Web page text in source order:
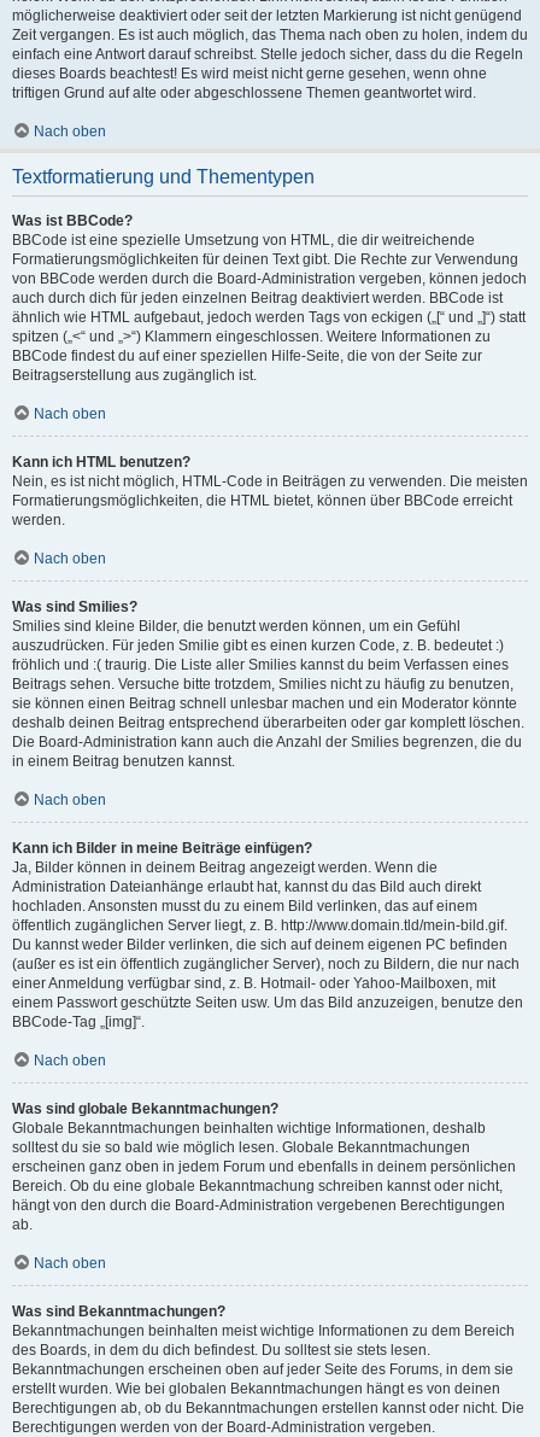
möglicherweise deaktiviert oder seit der letzten Markierung ist nicht genügend
Zeit vergangen. Es ist auch möglich, das Thema nach oben zu holen, indem du
einfach eine Antwort darauf schreibst. Stelle jedoch sicher, dass du die Regeln
dieses Boards beachtest! Es wird meist nicht gerne gesehen, wenn ohne
triftigen Grund auf alte oder abgeschlossene Themen geantwortet wird.
Nach oben
Textformatierung und Thementypen
Was ist BBCode?
BBCode ist eine spezielle Umsetzung von HTML, die dir weitreichende
Formatierungsmöglichkeiten für deinen Text gibt. Die Rechte zur Verwendung
von BBCode werden durch die Board-Administration vergeben, können jedoch
auch durch dich für jeden einzelnen Beitrag deaktiviert werden. BBCode ist
ähnlich wie HTML aufgebaut, jedoch werden Tags von eckigen („[“ und „]“) statt
spitzen („<“ und „>“) Klammern eingeschlossen. Weitere Informationen zu
BBCode findest du auf einer speziellen Hilfe-Seite, die von der Seite zur
Beitragserstellung aus zugänglich ist.
Nach oben
Kann ich HTML benutzen?
Nein, es ist nicht möglich, HTML-Code in Beiträgen zu verwenden. Die meisten
Formatierungsmöglichkeiten, die HTML bietet, können über BBCode erreicht
werden.
Nach oben
Was sind Smilies?
Smilies sind kleine Bilder, die benutzt werden können, um ein Gefühl
auszudrücken. Für jeden Smilie gibt es einen kurzen Code, z. B. bedeutet :)
fröhlich und :( traurig. Die Liste aller Smilies kannst du beim Verfassen eines
Beitrags sehen. Versuche bitte trotzdem, Smilies nicht zu häufig zu benutzen,
sie können einen Beitrag schnell unlesbar machen und ein Moderator könnte
deshalb deinen Beitrag entsprechend überarbeiten oder gar komplett löschen.
Die Board-Administration kann auch die Anzahl der Smilies begrenzen, die du
in einem Beitrag benutzen kannst.
Nach oben
Kann ich Bilder in meine Beiträge einfügen?
Ja, Bilder können in deinem Beitrag angezeigt werden. Wenn die
Administration Dateianhänge erlaubt hat, kannst du das Bild auch direkt
hochladen. Ansonsten musst du zu einem Bild verlinken, das auf einem
öffentlich zugänglichen Server liegt, z. B. http://www.domain.tld/mein-bild.gif.
Du kannst weder Bilder verlinken, die sich auf deinem eigenen PC befinden
(außer es ist ein öffentlich zugänglicher Server), noch zu Bildern, die nur nach
einer Anmeldung verfügbar sind, z. B. Hotmail- oder Yahoo-Mailboxen, mit
einem Passwort geschützte Seiten usw. Um das Bild anzuzeigen, benutze den
BBCode-Tag „[img]“.
Nach oben
Was sind globale Bekanntmachungen?
Globale Bekanntmachungen beinhalten wichtige Informationen, deshalb
solltest du sie so bald wie möglich lesen. Globale Bekanntmachungen
erscheinen ganz oben in jedem Forum und ebenfalls in deinem persönlichen
Bereich. Ob du eine globale Bekanntmachung schreiben kannst oder nicht,
hängt von den durch die Board-Administration vergebenen Berechtigungen
ab.
Nach oben
Was sind Bekanntmachungen?
Bekanntmachungen beinhalten meist wichtige Informationen zu dem Bereich
des Boards, in dem du dich befindest. Du solltest sie stets lesen.
Bekanntmachungen erscheinen oben auf jeder Seite des Forums, in dem sie
erstellt wurden. Wie bei globalen Bekanntmachungen hängt es von deinen
Berechtigungen ab, ob du Bekanntmachungen erstellen kannst oder nicht. Die
Berechtigungen werden von der Board-Administration vergeben.